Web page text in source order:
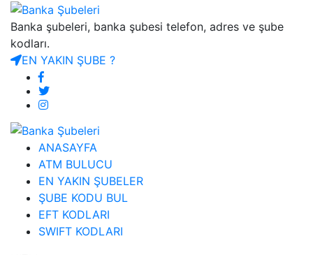
Banka şubeleri, banka şubesi telefon, adres ve şube
kodları.
EN YAKIN ŞUBE ?
ANASAYFA
ATM BULUCU
EN YAKIN ŞUBELER
ŞUBE KODU BUL
EFT KODLARI
SWIFT KODLARI